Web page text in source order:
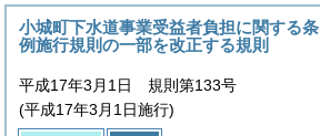
小城町下水道事業受益者負担に関する条
例施行規則の一部を改正する規則
平成17年3月1日 規則第133号
(平成17年3月1日施行)